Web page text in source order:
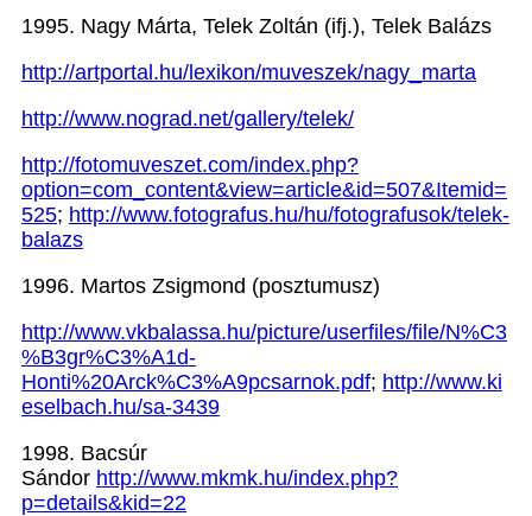
1995. Nagy Márta, Telek Zoltán (ifj.), Telek Balázs
http://artportal.hu/lexikon/muveszek/nagy_marta
http://www.nograd.net/gallery/telek/
http://fotomuveszet.com/index.php?
option=com_content&view=article&id=507&Itemid=
525; http://www.fotografus.hu/hu/fotografusok/telek-
balazs
1996. Martos Zsigmond (posztumusz)
http://www.vkbalassa.hu/picture/userfiles/file/N%C3
%B3gr%C3%A1d-
Honti%20Arck%C3%A9pcsarnok.pdf; http://www.ki
eselbach.hu/sa-3439
1998. Bacsúr
Sándor http://www.mkmk.hu/index.php?
p=details&kid=22